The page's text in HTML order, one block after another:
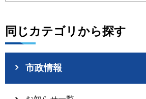
同じカテゴリから探す
市政情報